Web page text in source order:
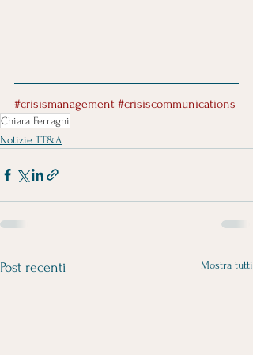
#crisismanagement #crisiscommunications
Chiara Ferragni
Notizie TT&A
Post recenti Mostra tutti